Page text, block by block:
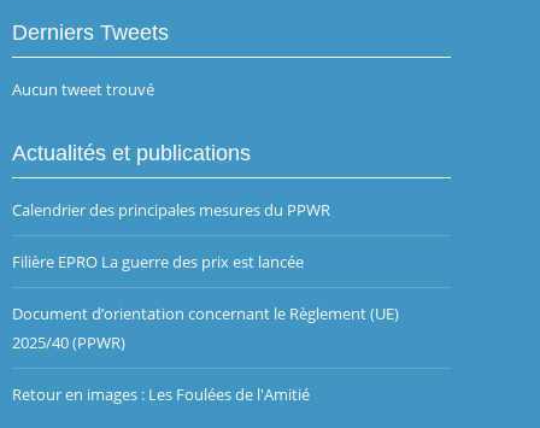
Derniers Tweets
Aucun tweet trouvé
Actualités et publications
Calendrier des principales mesures du PPWR
Filière EPRO La guerre des prix est lancée
Document d’orientation concernant le Règlement (UE)
2025/40 (PPWR)
Retour en images : Les Foulées de l'Amitié